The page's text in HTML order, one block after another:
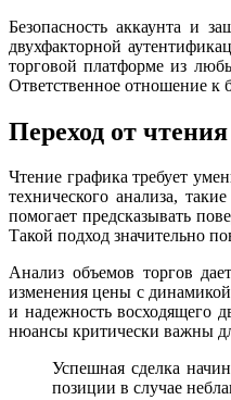
Безопасность аккаунта и
двухфакторной
торговой платформе из
Ответственное отношение к
Переход от
Чтение графика требует
технического анализа,
помогает предсказывать
Такой подход значительно
Анализ объемов торгов
изменения цены с
и надежность восходящего
нюансы критически важны
Успешная сделка
позиции в случае